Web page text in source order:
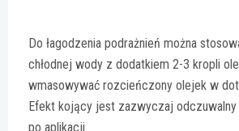
Do łagodzenia podrażnień można
chłodnej wody z dodatkiem 2-3 kropli
wmasowywać rozcieńczony olejek w
Efekt kojący jest zazwyczaj odczuwalny
po aplikacji.